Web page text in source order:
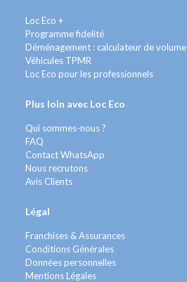
Loc Eco +
Programme fidelité
Déménagement : calculateur de volume
Véhicules TPMR
Loc Eco pour les professionnels
Plus loin avec Loc Eco
Qui sommes-nous ?
FAQ
Contact WhatsApp
Nous recrutons
Avis Clients
Légal
Franchises & Assurances
Conditions Générales
Données personnelles
Mentions Légales